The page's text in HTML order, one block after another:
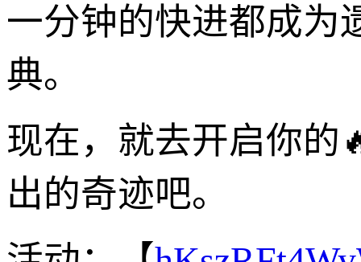
一分钟的快进都成为
典。
现在，就去开启你的
出的奇迹吧。